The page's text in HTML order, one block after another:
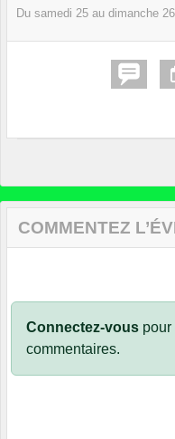
Du samedi 25 au dimanche 26
COMMENTEZ
Connectez-vous pour
commentaires.